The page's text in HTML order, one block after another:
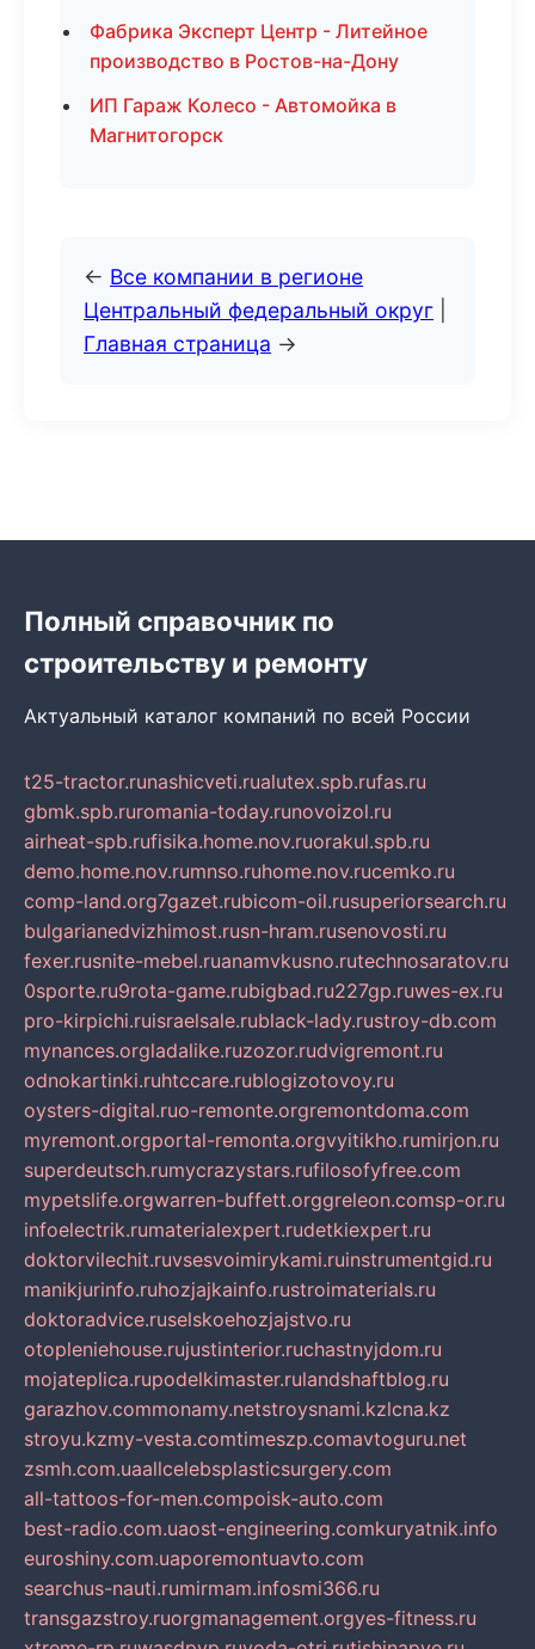
Фабрика Эксперт Центр - Литейное
производство в Ростов-на-Дону
ИП Гараж Колесо - Автомойка в
Магнитогорск
← Все компании в регионе
Центральный федеральный округ
Главная страница →
Полный справочник по
строительству и ремонту
Актуальный каталог компаний по всей России
t25-tractor.runashicveti.rualutex.spb.rufas.ru
gbmk.spb.ruromania-today.runovoizol.ru
airheat-spb.rufisika.home.nov.ruorakul.spb.ru
demo.home.nov.rumnso.ruhome.nov.rucemko.ru
comp-land.org7gazet.rubicom-oil.rusuperiorsearch.ru
bulgarianedvizhimost.rusn-hram.rusenovosti.ru
fexer.rusnite-mebel.ruanamvkusno.rutechnosaratov.ru
0sporte.ru9rota-game.rubigbad.ru227gp.ruwes-ex.ru
pro-kirpichi.ruisraelsale.rublack-lady.rustroy-db.com
mynances.orgladalike.ruzozor.rudvigremont.ru
odnokartinki.ruhtccare.rublogizotovoy.ru
oysters-digital.ruo-remonte.orgremontdoma.com
myremont.orgportal-remonta.orgvyitikho.rumirjon.ru
superdeutsch.rumycrazystars.rufilosofyfree.com
mypetslife.orgwarren-buffett.orggreleon.comsp-or.ru
infoelectrik.rumaterialexpert.rudetkiexpert.ru
doktorvilechit.ruvsesvoimirykami.ruinstrumentgid.ru
manikjurinfo.ruhozjajkainfo.rustroimaterials.ru
doktoradvice.ruselskoehozjajstvo.ru
otopleniehouse.rujustinterior.ruchastnyjdom.ru
mojateplica.rupodelkimaster.rulandshaftblog.ru
garazhov.commonamy.netstroysnami.kzlcna.kz
stroyu.kzmy-vesta.comtimeszp.comavtoguru.net
zsmh.com.uaallcelebsplasticsurgery.com
all-tattoos-for-men.compoisk-auto.com
best-radio.com.uaost-engineering.comkuryatnik.info
euroshiny.com.uaporemontuavto.com
searchus-nauti.rumirmam.infosmi366.ru
transgazstroy.ruorgmanagement.orgyes-fitness.ru